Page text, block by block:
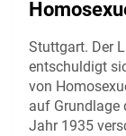
Stuttgart. Der
entschuldigt
von
auf Grundlage
Jahr 1935